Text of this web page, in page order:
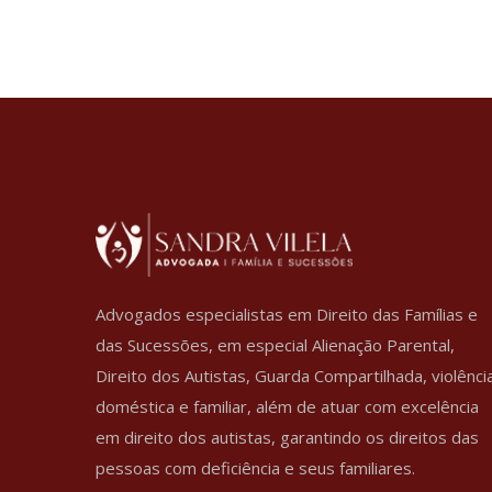
Advogados especialistas em Direito das Famílias e
das Sucessões, em especial Alienação Parental,
Direito dos Autistas, Guarda Compartilhada,
doméstica e familiar, além de atuar com excelência
em direito dos autistas, garantindo os direitos das
pessoas com deficiência e seus familiares.